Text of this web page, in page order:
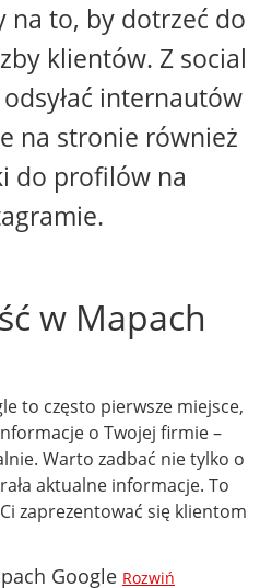
na to, by dotrzeć do
klientów. Z social
internautów
na stronie również
do profilów na
w Mapach
to często pierwsze miejsce,
o Twojej firmie –
Warto zadbać nie tylko o
aktualne informacje. To
zaprezentować się klientom
Google Rozwiń